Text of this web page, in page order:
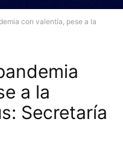
con valentía, pese a la
a la
Secretaría